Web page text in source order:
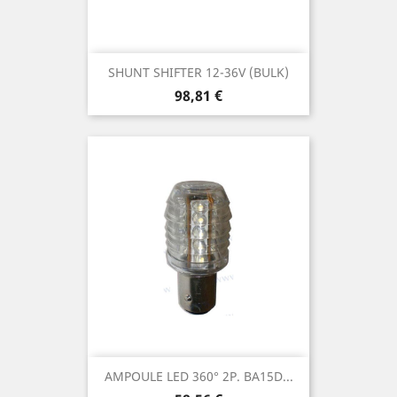
SHUNT SHIFTER 12-36V (BULK)
Prix
98,81 €
AMPOULE LED 360° 2P. BA15D...